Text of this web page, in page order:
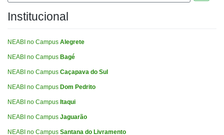
Institucional
NEABI no Campus Alegrete
NEABI no Campus Bagé
NEABI no Campus Caçapava do Sul
NEABI no Campus Dom Pedrito
NEABI no Campus Itaqui
NEABI no Campus Jaguarão
NEABI no Campus Santana do Livramento